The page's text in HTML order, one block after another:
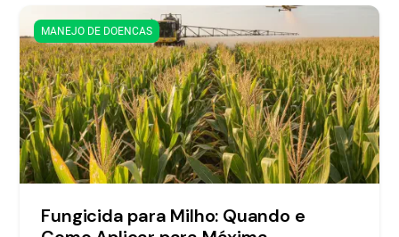
MANEJO DE DOENCAS
Fungicida para Milho: Quando e